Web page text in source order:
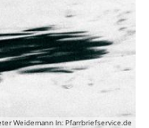
Weidemann In: Pfarrbriefservice.de